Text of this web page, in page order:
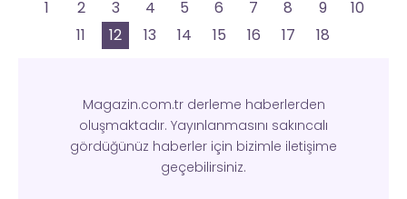
1 2 3 4 5 6 7 8 9
10
11
12 13 14 15 16 17 18
Magazin.com.tr derleme haberlerden
oluşmaktadır. Yayınlanmasını sakıncalı
gördüğünüz haberler için bizimle iletişime
geçebilirsiniz.